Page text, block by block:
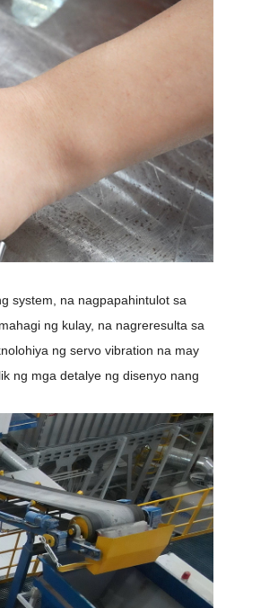
system, na nagpapahintulot sa
ng kulay, na nagreresulta sa
ng servo vibration na may
ng mga detalye ng disenyo nang